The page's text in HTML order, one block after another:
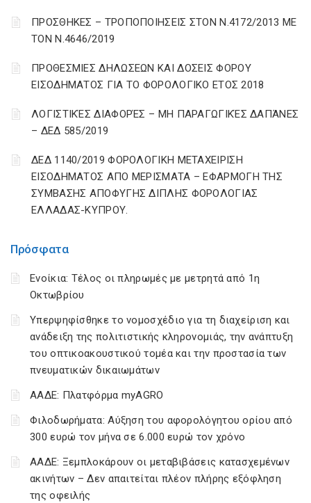
Πρόσφατα
Ενοίκια: Τέλος οι πληρωμές με μετρητά από 1η
Οκτωβρίου
Υπερψηφίσθηκε το νομοσχέδιο για τη διαχείριση και
ανάδειξη της πολιτιστικής κληρονομιάς, την ανάπτυξη
του οπτικοακουστικού τομέα και την προστασία των
πνευματικών δικαιωμάτων
ΑΑΔΕ: Πλατφόρμα myAGRO
Φιλοδωρήματα: Αύξηση του αφορολόγητου ορίου από
300 ευρώ τον μήνα σε 6.000 ευρώ τον χρόνο
ΑΑΔΕ: Ξεμπλοκάρουν οι μεταβιβάσεις κατασχεμένων
ακινήτων – Δεν απαιτείται πλέον πλήρης εξόφληση
της οφειλής
ΠΡΟΣΘΗΚΕΣ – ΤΡΟΠΟΠΟΙΗΣΕΙΣ ΣΤΟΝ Ν.4172/2013 ΜΕ
ΤΟΝ Ν.4646/2019
ΠΡΟΘΕΣΜΙΕΣ ΔΗΛΩΣΕΩΝ ΚΑΙ ΔΟΣΕΙΣ ΦΟΡΟΥ
ΕΙΣΟΔΗΜΑΤΟΣ ΓΙΑ ΤΟ ΦΟΡΟΛΟΓΙΚΟ ΕΤΟΣ 2018
ΛΟΓΙΣΤΙΚΈΣ ΔΙΑΦΟΡΈΣ – ΜΗ ΠΑΡΑΓΩΓΙΚΈΣ ΔΑΠΆΝΕΣ
– ΔΕΔ 585/2019
ΔΕΔ 1140/2019 ΦΟΡΟΛΟΓΙΚΗ ΜΕΤΑΧΕΙΡΙΣΗ
ΕΙΣΟΔΗΜΑΤΟΣ ΑΠΟ ΜΕΡΙΣΜΑΤΑ – ΕΦΑΡΜΟΓΗ ΤΗΣ
ΣΥΜΒΑΣΗΣ ΑΠΟΦΥΓΗΣ ΔΙΠΛΗΣ ΦΟΡΟΛΟΓΙΑΣ
ΕΛΛΑΔΑΣ-ΚΥΠΡΟΥ.